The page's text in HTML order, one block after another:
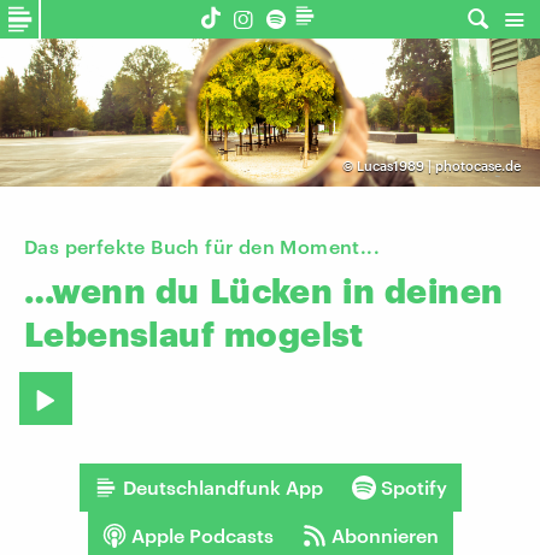
©Lucas1989 | photocase.de
Das perfekte Buch für den Moment...
…wenn du Lücken in deinen
Lebenslauf mogelst
Deutschlandfunk App Spotify
Apple Podcasts Abonnieren